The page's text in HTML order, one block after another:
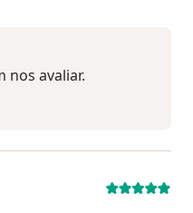
nos avaliar.